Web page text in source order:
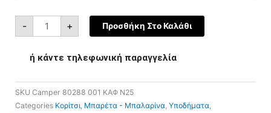
- + Προσθήκη Στο Καλάθι
ή κάντε τηλεφωνική παραγγελία
SKU Camper 80288 001 ΚΑΦ Ν25
Categories Κορίτσι Μπαρέτα - Μπαλαρίνα Υποδήματα